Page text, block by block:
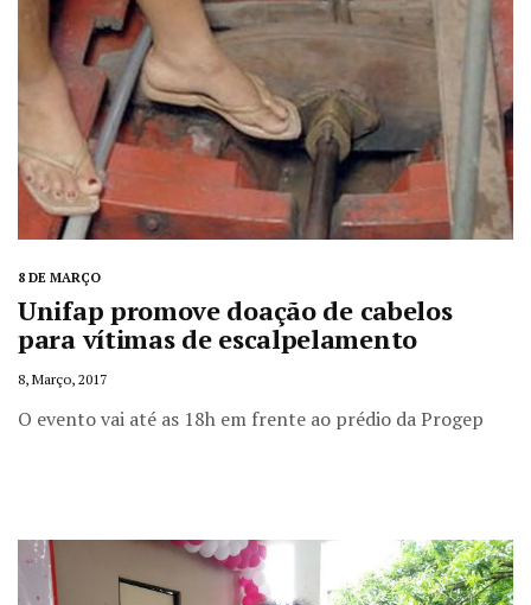
8 DE MARÇO
Unifap promove doação de cabelos
para vítimas de escalpelamento
8, Março, 2017
O evento vai até as 18h em frente ao prédio da Progep